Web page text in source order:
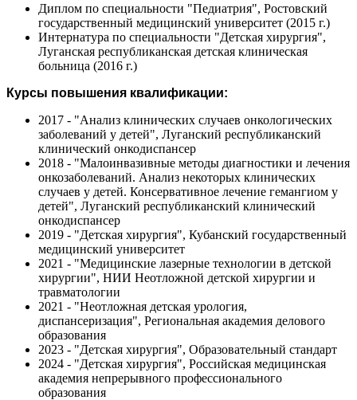
Диплом по специальности "Педиатрия", Ростовский
государственный медицинский университет (2015 г.)
Интернатура по специальности "Детская хирургия",
Луганская республиканская детская клиническая
больница (2016 г.)
Курсы повышения квалификации:
2017 - "Анализ клинических случаев онкологических
заболеваний у детей", Луганский республиканский
клинический онкодиспансер
2018 - "Малоинвазивные методы диагностики и лечения
онкозаболеваний. Анализ некоторых клинических
случаев у детей. Консервативное лечение гемангиом у
детей", Луганский республиканский клинический
онкодиспансер
2019 - "Детская хирургия", Кубанский государственный
медицинский университет
2021 - "Медицинские лазерные технологии в детской
хирургии", НИИ Неотложной детской хирургии и
травматологии
2021 - "Неотложная детская урология,
диспансеризация", Региональная академия делового
образования
2023 - "Детская хирургия", Образовательный стандарт
2024 - "Детская хирургия", Российская медицинская
академия непрерывного профессионального
образования